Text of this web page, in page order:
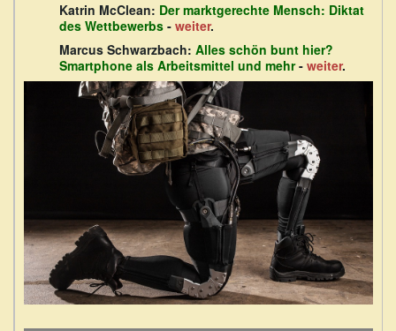
Katrin McClean: Der marktgerechte Mensch: Diktat
des Wettbewerbs - weiter.
Marcus Schwarzbach: Alles schön bunt hier?
Smartphone als Arbeitsmittel und mehr- weiter.